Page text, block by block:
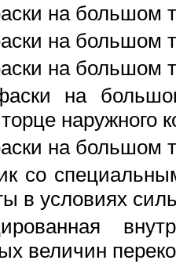
на большом
на большом
на большом
на
наружного
на большом
со
в условиях
величин